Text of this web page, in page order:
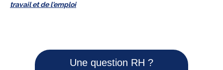
travail et de l'emploi
Une question RH ?